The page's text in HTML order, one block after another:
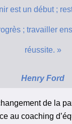
est un début ;
; travailler
réussite. »
Henry Ford
de la
au coaching